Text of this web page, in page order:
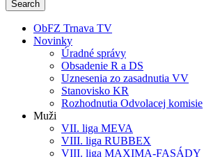
ObFZ Trnava TV
Novinky
Úradné správy
Obsadenie R a DS
Uznesenia zo zasadnutia VV
Stanovisko KR
Rozhodnutia Odvolacej komisie
Muži
VII. liga MEVA
VIII. liga RUBBEX
VIII. liga MAXIMA-FASÁDY